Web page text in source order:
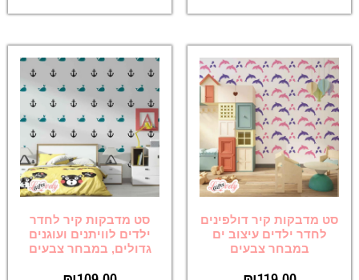
סט מדבקות קיר דולפינים
לחדר ילדים עיצוב ים
במבחר צבעים
סט מדבקות קיר לחדר
ילדים לוויתנים ועוגנים
גדולים, במבחר צבעים